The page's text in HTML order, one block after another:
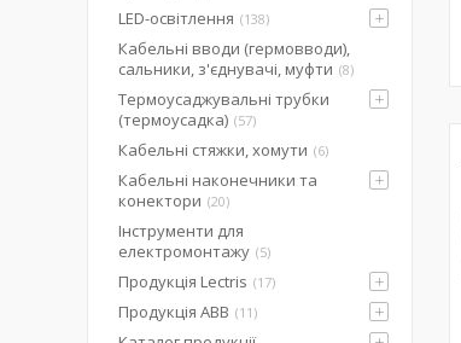
LED-освітлення 138
Кабельні вводи (гермовводи),
сальники, з'єднувачі, муфти 8
Термоусаджувальні трубки
(термоусадка) 57
Кабельні стяжки, хомути 6
Кабельні наконечники та
конектори 20
Інструменти для
електромонтажу 5
Продукція Lectris 17
Продукція ABB 11